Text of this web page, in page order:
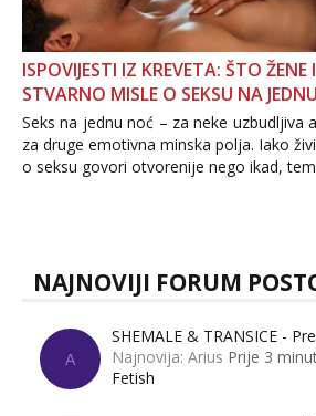
ISPOVIJESTI IZ KREVETA: ŠTO ŽENE
STVARNO MISLE O SEKSU NA
Seks na jednu noć – za neke uzbudljiva
za druge emotivna minska polja. Iako
o seksu govori otvorenije nego ikad,
dalje izaziva burne rasprave. Što
NAJNOVIJI FORUM
A
SHEMALE & TRANSICE -
Najnovija: Arius Prije 3
Fetish